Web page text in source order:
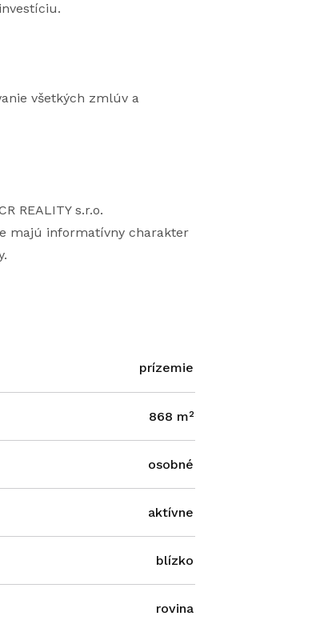
všetkých zmlúv a
REALITY s.r.o.
majú informatívny charakter
prízemie
868 m²
osobné
aktívne
blízko
rovina